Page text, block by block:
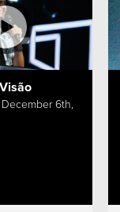
6th,